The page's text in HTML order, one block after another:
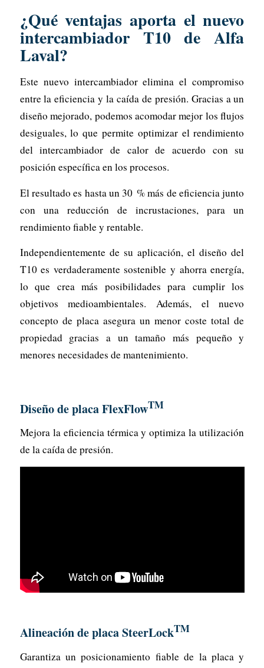
¿Qué ventajas aporta el nuevo
intercambiador T10 de Alfa
Laval?
Este nuevo intercambiador elimina el compromiso
entre la eficiencia y la caída de presión. Gracias a un
diseño mejorado, podemos acomodar mejor los flujos
desiguales, lo que permite optimizar el rendimiento
del intercambiador de calor de acuerdo con su
posición específica en los procesos.
El resultado es hasta un 30 % más de eficiencia junto
con una reducción de incrustaciones, para un
rendimiento fiable y rentable.
Independientemente de su aplicación, el diseño del
T10 es verdaderamente sostenible y ahorra energía,
lo que crea más posibilidades para cumplir los
objetivos medioambientales. Además, el nuevo
concepto de placa asegura un menor coste total de
propiedad gracias a un tamaño más pequeño y
menores necesidades de mantenimiento.
Diseño de placa FlexFlowTM
Mejora la eficiencia térmica y optimiza la utilización
de la caída de presión.
Alineación de placa SteerLockTM
Garantiza un posicionamiento fiable de la placa y